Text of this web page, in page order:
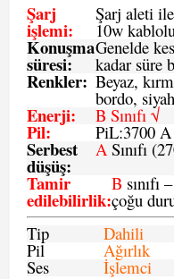
Şarj
işlemi:
Şarj aleti
10w
Konuşma
süresi:
Genelde
kadar süre
Renkler: Beyaz,
bordo,
Enerji: B Sınıfı √
Pil: PiL:3700
Serbest
düşüş:
ASınıfı
Tamir
edilebilirlik:
B sınıfı
çoğu
Tip
Dahili
Pil Ağırlık
Ses İşlemci